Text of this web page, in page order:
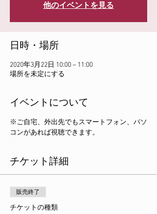
他のイベントを見る
日時・場所
2020年3月22日 10:00 – 11:00
場所を未定にする
イベントについて
※ご自宅、外出先でもスマートフォン、パソ
コンがあれば視聴できます。
チケット詳細
販売終了
チケットの種類